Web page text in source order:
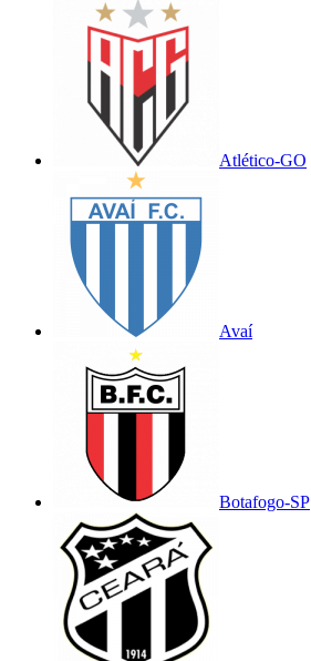
Atlético-GO
Avaí
Botafogo-SP